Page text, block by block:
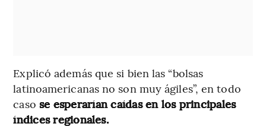
Explicó además que si bien las “bolsas
latinoamericanas no son muy ágiles”, en todo
caso se esperarían caídas en los principales
índices regionales.